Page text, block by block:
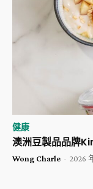
健康
澳洲豆製品品牌
Wong Charle - 2026